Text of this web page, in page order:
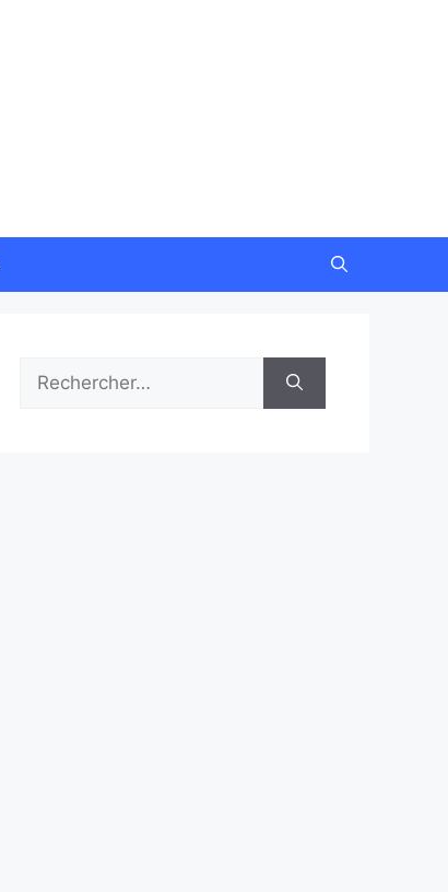
Rechercher :